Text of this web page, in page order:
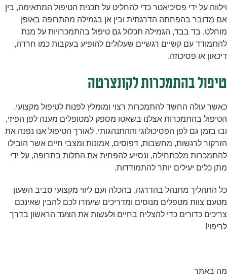
וילווה על ידי פסיכיאטר כדי להחליט על תכנית הטיפול המתאימה, בין
אם מדובר בהפחתה הדרגתית ובין אן בגמילה מהתרופה באופן
מוחלט. בד בבד, הגמילה תכלול גם טיפול בהתמכרויות על מנת
להתמודד עם קשיים רגשיים שעלולים להופיע בעקבות כמו חרדה,
דיכאון או פסיכוזה.
טיפול בהתמכרות לקונצרטה
כאשר עולה החשד להתמכרות רצוי ומומלץ לפנות לטיפול מקצועי.
הטיפול בהתמכרות אצלנו בשאטו מספק למטופלים מענה לפן הפיזי,
ובו בזמן גם לפן הפסיכולוגי וההתנהגותי. לאורך הטיפול אנו נפנה את
הזרקור לרגשות, מחשבות, דפוסים, אמונות ומצבי חיים אשר הובילו
להתמכרות מלכתחילה, ונסייע להפחית את התלות בתרופה, על ידי
מתן כלים יעילים יותר להתמודדות.
כל התהליך מתנהל בהדרגה, בהכלה ועם ליווי מקצועי סביב השעון
מטעם צוות מטפלים מנוסים ומדריכים שיעזרו לכם להבין שאינכם
צריכים כדורים כדי להצליח בחיים ולעשות את הצעד הראשון בדרך
לריפוי!
מה באתר